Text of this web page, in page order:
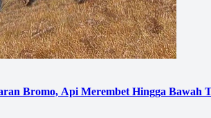
Bromo, Api Merembet Hingga Bawah